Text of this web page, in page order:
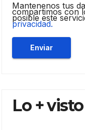
Mantenenos tus
compartimos con
posible este
privacidad.
Lo + visto